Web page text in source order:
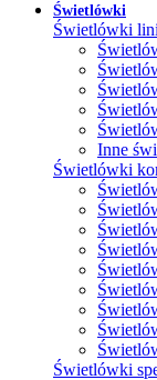
Świetlówki
Świetlówki
Inne
Świetlówki
Świetlówki